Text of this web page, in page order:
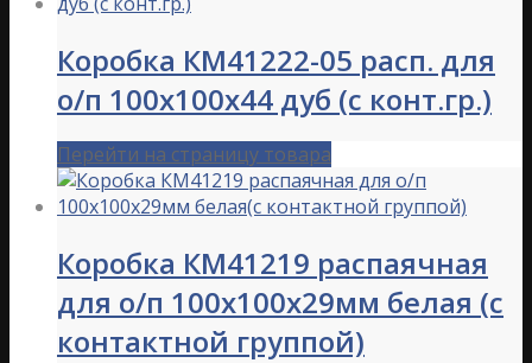
Коробка КМ41222-05 расп. для
о/п 100х100х44 дуб (с конт.гр.)
Перейти на страницу товара
Коробка КМ41219 распаячная
для о/п 100х100х29мм белая (с
контактной группой)